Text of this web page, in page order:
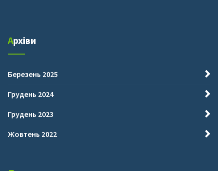
Архіви
Березень 2025
Грудень 2024
Грудень 2023
Жовтень 2022